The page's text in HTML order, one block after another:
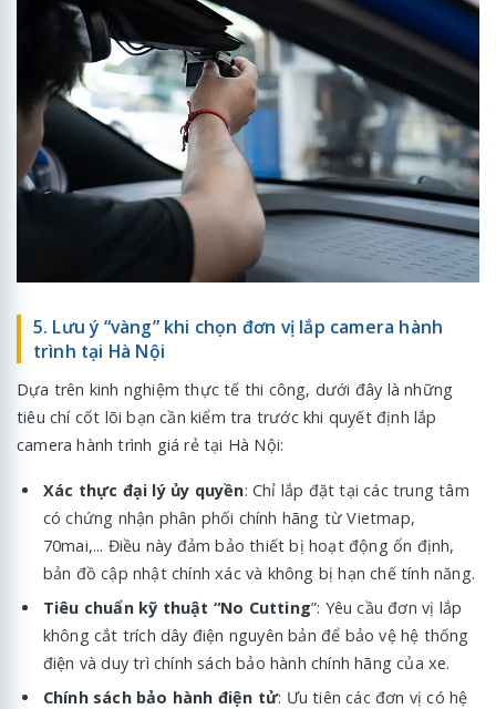
5. Lưu ý “vàng” khi chọn đơn vị lắp camera hành
trình tại Hà Nội
Dựa trên kinh nghiệm thực tế thi công, dưới đây là những
tiêu chí cốt lõi bạn cần kiểm tra trước khi quyết định lắp
camera hành trình giá rẻ tại Hà Nội:
Xác thực đại lý ủy quyền: Chỉ lắp đặt tại các trung tâm
có chứng nhận phân phối chính hãng từ Vietmap,
70mai,... Điều này đảm bảo thiết bị hoạt động ổn định,
bản đồ cập nhật chính xác và không bị hạn chế tính năng.
Tiêu chuẩn kỹ thuật “No Cutting”: Yêu cầu đơn vị lắp
không cắt trích dây điện nguyên bản để bảo vệ hệ thống
điện và duy trì chính sách bảo hành chính hãng của xe.
Chính sách bảo hành điện tử: Ưu tiên các đơn vị có hệ